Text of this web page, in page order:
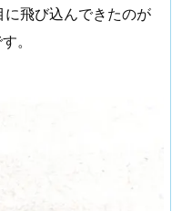
飛び込んできたのが
。